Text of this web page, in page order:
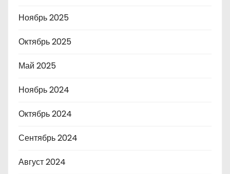
Ноябрь 2025
Октябрь 2025
Май 2025
Ноябрь 2024
Октябрь 2024
Сентябрь 2024
Август 2024